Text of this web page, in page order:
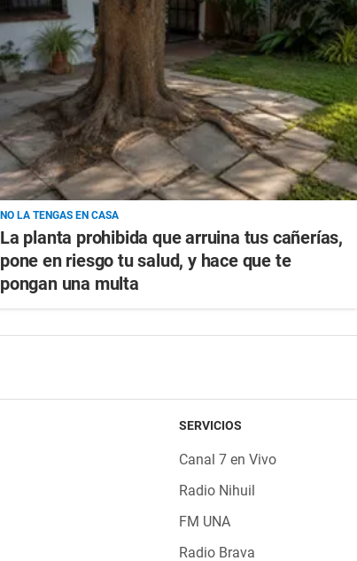
NO LA TENGAS EN CASA
La planta prohibida que arruina tus cañerías,
pone en riesgo tu salud, y hace que te
pongan una multa
SERVICIOS
Canal 7 en Vivo
Radio Nihuil
FM UNA
Radio Brava